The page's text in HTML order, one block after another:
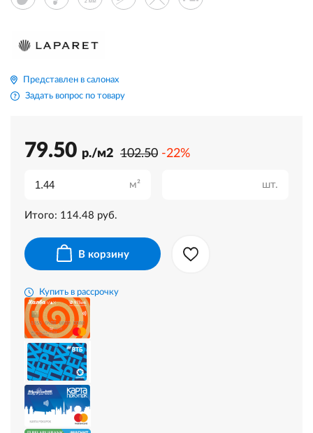
Представлен в салонах
Задать вопрос по товару
79.50 р./м2 102.50 -22%
м² шт.
Итого: 114.48 руб.
В корзину
Купить в рассрочку